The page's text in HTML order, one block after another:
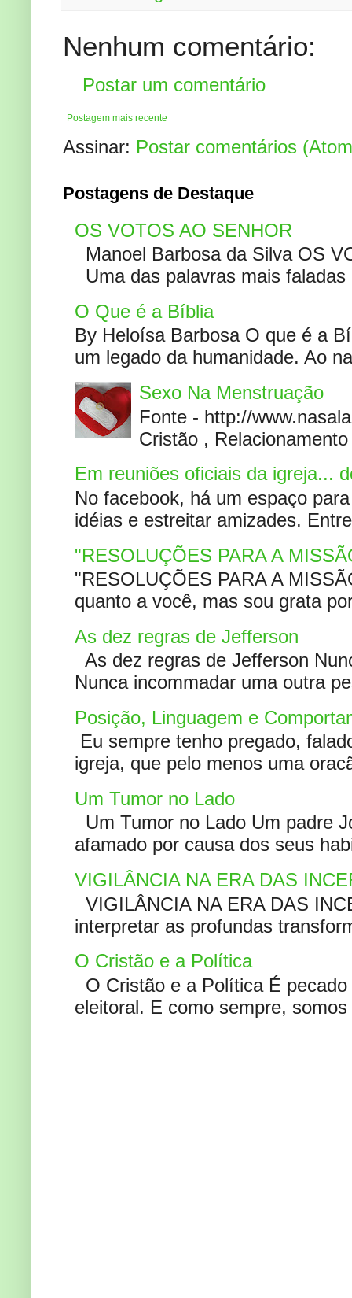
Nenhum comentário:
Postar um comentário
Postagem mais recente
Assinar: Postar comentários
Postagens de Destaque
OS VOTOS AO SENHOR
Manoel Barbosa da Silva OS
Uma das palavras mais
O Que é a Bíblia
By Heloísa Barbosa O que é a
um legado da humanidade. Ao
Sexo Na Menstruação
Fonte - http://
Cristão ,
Em reuniões oficiais da igreja...
No facebook, há um espaço
idéias e estreitar amizades.
"RESOLUÇÕES PARA A
"RESOLUÇÕES PARA A
quanto a você, mas sou grata
As dez regras de Jefferson
As dez regras de Jefferson
Nunca incommadar uma outra
Posição, Linguagem e
Eu sempre tenho pregado,
igreja, que pelo menos uma
Um Tumor no Lado
Um Tumor no Lado Um padre
afamado por causa dos seus
VIGILÂNCIA NA ERA DAS
VIGILÂNCIA NA ERA DAS
interpretar as profundas
O Cristão e a Política
O Cristão e a Política É
eleitoral. E como sempre,